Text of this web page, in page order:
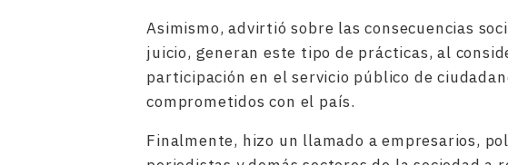
Asimismo, advirtió sobre las consecuencias
juicio, generan este tipo de prácticas, al
participación en el servicio público de
comprometidos con el país.
Finalmente, hizo un llamado a empresarios,